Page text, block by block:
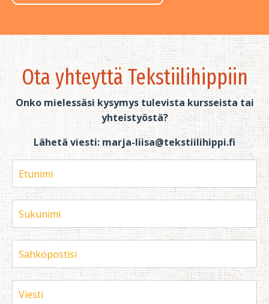
Ota yhteyttä Tekstiilihippiin
Onko mielessäsi kysymys tulevista kursseista tai
yhteistyöstä?
Lähetä viesti:marja-liisa@tekstiilihippi.fi